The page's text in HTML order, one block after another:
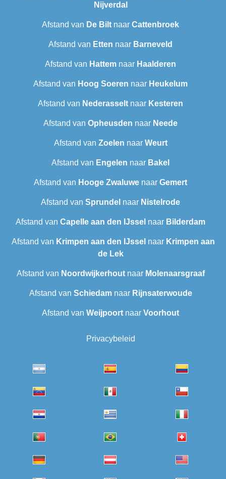
Nijverdal
Afstand van De Bilt naar Cattenbroek
Afstand van Etten naar Barneveld
Afstand van Hattem naar Haalderen
Afstand van Hoog Soeren naar Heukelum
Afstand van Nederasselt naar Kesteren
Afstand van Opheusden naar Neede
Afstand van Zoelen naar Weurt
Afstand van Engelen naar Bakel
Afstand van Hooge Zwaluwe naar Gemert
Afstand van Sprundel naar Nistelrode
Afstand van Capelle aan den IJssel naar Bilderdam
Afstand van Krimpen aan den IJssel naar Krimpen aan
de Lek
Afstand van Noordwijkerhoutnaar Molenaarsgraaf
Afstand van Schiedamnaar Rijnsaterwoude
Afstand van Weijpoort naar Voorhout
Privacybeleid